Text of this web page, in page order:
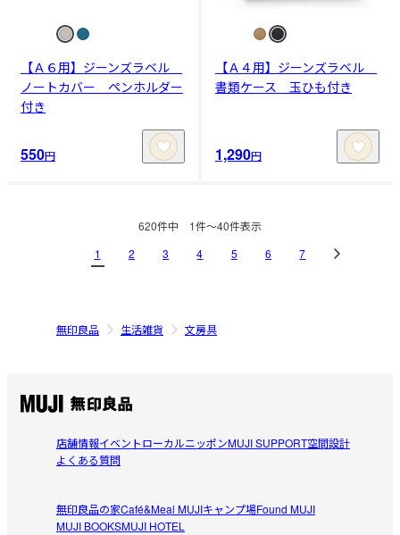
【Ａ６用】ジーンズラベル
ノートカバー ペンホルダー
付き
550円
【Ａ４用】ジーンズラベル
書類ケース 玉ひも付き
1,290円
620件中 1件〜40件表示
1
2 3 4 5 6 7
無印良品 生活雑貨 文房具
店舗情報イベントローカルニッポンMUJI SUPPORT空間設計
よくある質問
無印良品の家Café&Meal MUJIキャンプ場Found MUJI
MUJI BOOKSMUJI HOTEL